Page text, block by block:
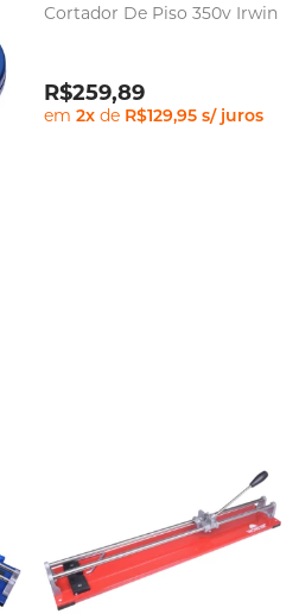
Cortador De Piso 350v Irwin
R$259,89
em2x de R$129,95 s/ juros